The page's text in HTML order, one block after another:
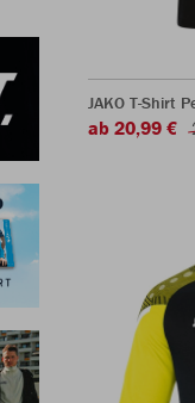
JAKO T-Shirt
ab 20,99 €